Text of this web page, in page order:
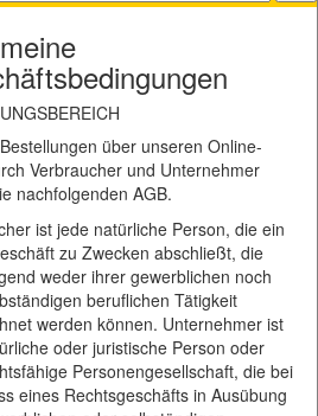
über unseren Online-
Verbraucher und Unternehmer
nachfolgenden AGB.
ist jede natürliche Person, die ein
zu Zwecken abschließt, die
weder ihrer gewerblichen noch
beruflichen Tätigkeit
werden können. Unternehmer ist
oder juristische Person oder
Personengesellschaft, die bei
eines Rechtsgeschäfts in Ausübung